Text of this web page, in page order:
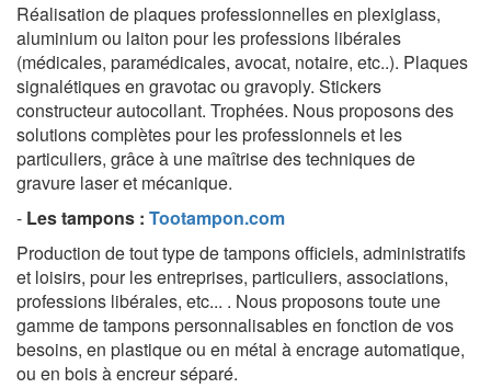
Réalisation de plaques professionnelles en plexiglass,
aluminium ou laiton pour les professions libérales
(médicales, paramédicales, avocat, notaire, etc..). Plaques
signalétiques en gravotac ou gravoply. Stickers
constructeur autocollant. Trophées. Nous proposons des
solutions complètes pour les professionnels et les
particuliers, grâce à une maîtrise des techniques de
gravure laser et mécanique.
- Les tampons : Tootampon.com
Production de tout type de tampons officiels, administratifs
et loisirs, pour les entreprises, particuliers, associations,
professions libérales, etc... . Nous proposons toute une
gamme de tampons personnalisables en fonction de vos
besoins, en plastique ou en métal à encrage automatique,
ou en bois à encreur séparé.